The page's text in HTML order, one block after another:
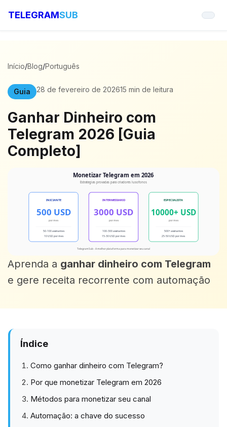
TELEGRAMSUB
Início/Blog/Português
Guia 28 de fevereiro de 202615 min de leitura
Ganhar Dinheiro com
Telegram 2026 [Guia
Completo]
Aprenda a ganhar dinheiro com Telegram
e gere receita recorrente com automação
Índice
Como ganhar dinheiro com Telegram?
Por que monetizar Telegram em 2026
Métodos para monetizar seu canal
Automação: a chave do sucesso